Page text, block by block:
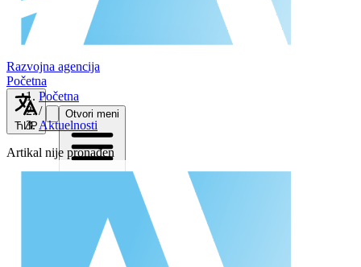
Razvojna agencija
Početna
ЋИР
Otvori meni
Početna
/
Aktuelnosti
Artikal nije pronađen